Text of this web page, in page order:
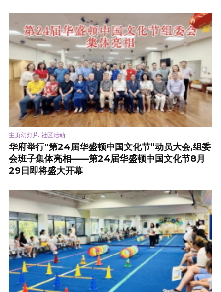
主页幻灯片, 社区活动
华府举行“第24届华盛顿中国文化节”动员大会,组委
会班子集体亮相——第24届华盛顿中国文化节8月
29日即将盛大开幕